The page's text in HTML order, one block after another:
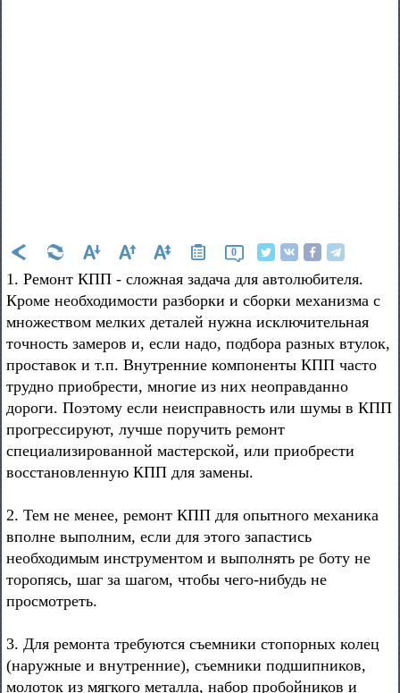
0
1. Ремонт КПП - сложная задача для автолюбителя.
Кроме необходимости разборки и сборки механизма с
множеством мелких деталей нужна исключительная
точность замеров и, если надо, подбора разных втулок,
проставок и т.п. Внутренние компоненты КПП часто
трудно приобрести, многие из них неоправданно
дороги. Поэтому если неисправность или шумы в КПП
прогрессируют, лучше поручить ремонт
специализированной мастерской, или приобрести
восстановленную КПП для замены.
2. Тем не менее, ремонт КПП для опытного механика
вполне выполним, если для этого запастись
необходимым инструментом и выполнять ре боту не
торопясь, шаг за шагом, чтобы чего-нибудь не
просмотреть.
3. Для ремонта требуются съемники стопорных колец
(наружные и внутренние), съемники подшипников,
молоток из мягкого металла, набор пробойников и